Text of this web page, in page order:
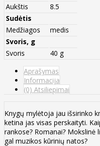
Aukštis
8.5
Sudėtis
Medžiagos
medis
Svoris, g
Svoris
40 g
Aprašymas
Informacija
(0) Atsiliepimai
Knygų mylėtoja jau išsirinko
ketina jas visas perskaityti.
rankose? Romanai? Mokslinė
gal muzikos kūrinių natos?